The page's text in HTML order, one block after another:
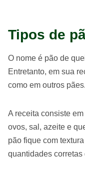
Tipos de
O nome é pão de
Entretanto, em sua
como em outros pães.
A receita consiste
ovos, sal, azeite e
pão fique com
quantidades corretas